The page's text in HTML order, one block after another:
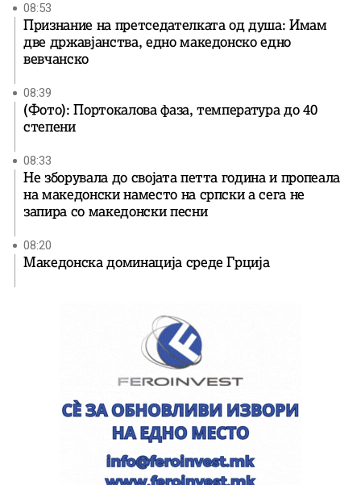
08:53
Признание на претседателката од душа: Имам
две државјанства, едно македонско едно
вевчанско
08:39
(Фото): Портокалова фаза, температура до 40
степени
08:33
Не зборувала до својата петта година и пропеала
на македонски наместо на српски а сега не
запира со македонски песни
08:20
Македонска доминација среде Грција